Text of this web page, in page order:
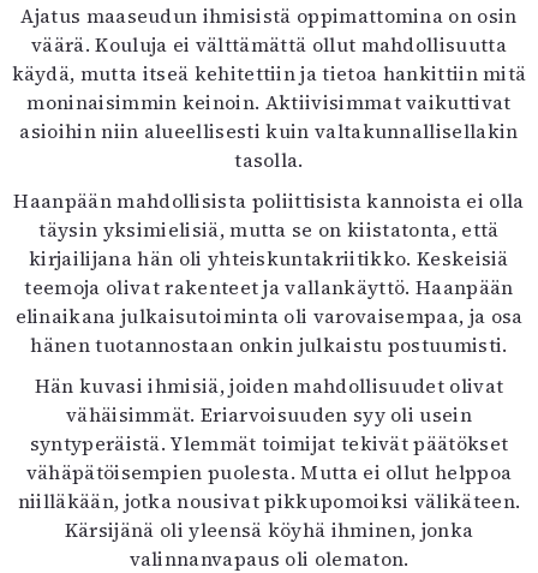
Ajatus maaseudun ihmisistä oppimattomina on osin
väärä. Kouluja ei välttämättä ollut mahdollisuutta
käydä, mutta itseä kehitettiin ja tietoa hankittiin mitä
moninaisimmin keinoin. Aktiivisimmat vaikuttivat
asioihin niin alueellisesti kuin valtakunnallisellakin
tasolla.
Haanpään mahdollisista poliittisista kannoista ei olla
täysin yksimielisiä, mutta se on kiistatonta, että
kirjailijana hän oli yhteiskuntakriitikko. Keskeisiä
teemoja olivat rakenteet ja vallankäyttö. Haanpään
elinaikana julkaisutoiminta oli varovaisempaa, ja osa
hänen tuotannostaan onkin julkaistu postuumisti.
Hän kuvasi ihmisiä, joiden mahdollisuudet olivat
vähäisimmät. Eriarvoisuuden syy oli usein
syntyperäistä. Ylemmät toimijat tekivät päätökset
vähäpätöisempien puolesta. Mutta ei ollut helppoa
niilläkään, jotka nousivat pikkupomoiksi välikäteen.
Kärsijänä oli yleensä köyhä ihminen, jonka
valinnanvapaus oli olematon.